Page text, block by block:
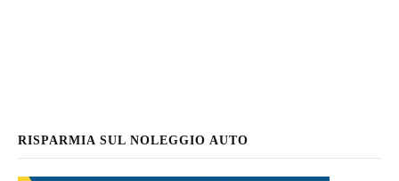
RISPARMIA SUL NOLEGGIO AUTO